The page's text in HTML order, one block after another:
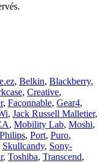
, Belkin, Blackberry,
, Creative,
, Façonnable, Gear4,
, Jack Russell Malletier,
, Mobility Lab, Moshi,
Philips, Port, Puro,
Skullcandy, Sony-
, Toshiba, Transcend,